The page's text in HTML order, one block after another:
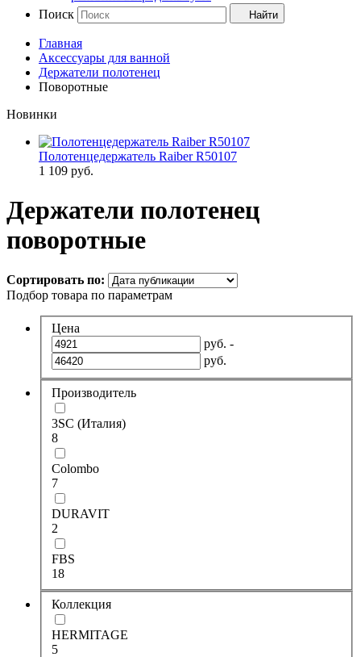
Поиск
Найти
Главная
Аксессуары для ванной
Держатели полотенец
Поворотные
Новинки
Полотенцедержатель Raiber R50107
1 109 руб.
Держатели полотенец
поворотные
Сортировать по:
Подбор товара по параметрам
Цена
руб. -
руб.
Производитель
3SC (Италия)
8
Colombo
7
DURAVIT
2
FBS
18
Коллекция
HERMITAGE
5